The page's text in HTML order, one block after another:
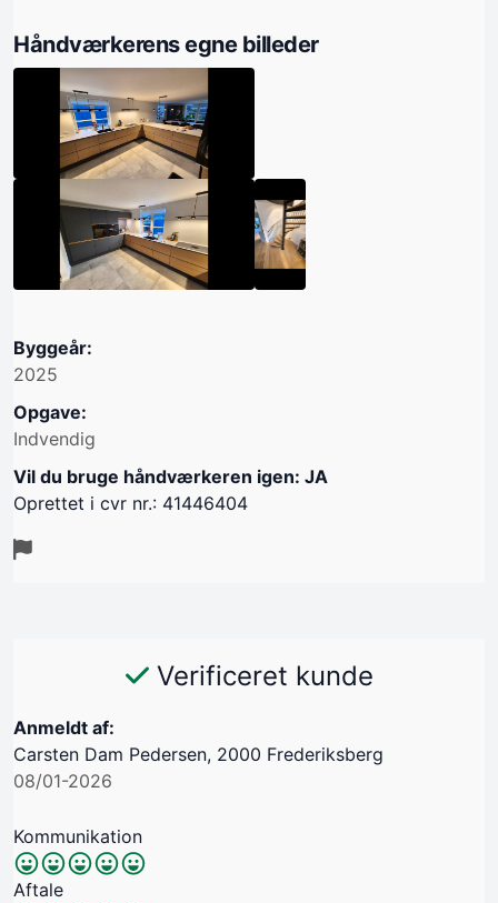
Håndværkerens egne billeder
Byggeår:
2025
Opgave:
Indvendig
Vil du bruge håndværkeren igen: JA
Oprettet i cvr nr.: 41446404
Verificeret kunde
Anmeldt af:
Carsten Dam Pedersen, 2000 Frederiksberg
08/01-2026
Kommunikation
Aftale